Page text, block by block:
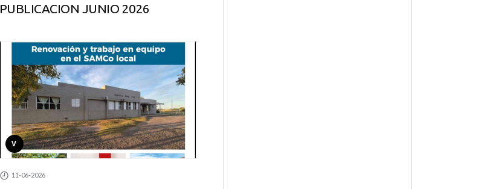
PUBLICACION JUNIO 2026
V
11-06-2026